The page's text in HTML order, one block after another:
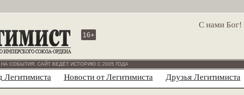
С нами Бог!
16+
СОБЫТИЯ. САЙТ ВЕДЁТ ИСТОРИЮ С 2005 ГОДА
Легитимиста Новости от Легитимиста Друзья Легитимиста